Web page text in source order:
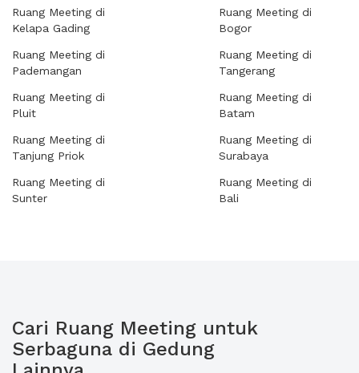
Ruang Meeting di
Kelapa Gading
Ruang Meeting di
Pademangan
Ruang Meeting di
Pluit
Ruang Meeting di
Tanjung Priok
Ruang Meeting di
Sunter
Ruang Meeting di
Bogor
Ruang Meeting di
Tangerang
Ruang Meeting di
Batam
Ruang Meeting di
Surabaya
Ruang Meeting di
Bali
Cari Ruang Meeting untuk
Serbaguna di Gedung